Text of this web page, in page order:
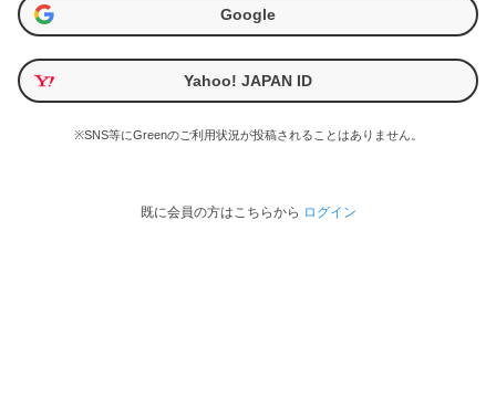
Google
Yahoo! JAPAN ID
※SNS等にGreenのご利用状況が投稿されることはありません。
既に会員の方はこちらから ログイン